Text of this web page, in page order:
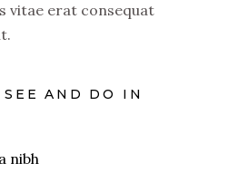
vitae erat consequat
AND DO IN
nibh